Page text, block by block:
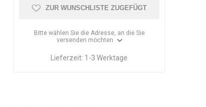
ZUR WUNSCHLISTE ZUGEFÜGT
Bitte wählen Sie die Adresse, an die Sie
versenden möchten
Lieferzeit: 1-3 Werktage